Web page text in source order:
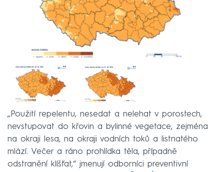
„Použití repelentu, nesedat a nelehat v porostech,
nevstupovat do křovin a bylinné vegetace, zejména
na okraji lesa, na okraji vodních toků a listnatého
mlází. Večer a ráno prohlídka těla, případně
odstranění klíšťat,“ jmenují odborníci preventivní